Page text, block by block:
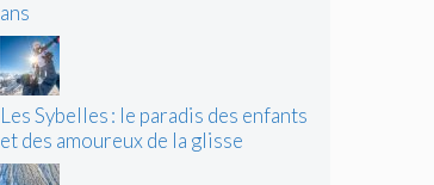
ans
Les Sybelles : le paradis des enfants
et des amoureux de la glisse